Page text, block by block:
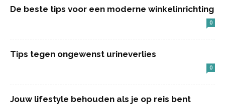
De beste tips voor een moderne winkelinrichting
0
Tips tegen ongewenst urineverlies
0
Jouw lifestyle behouden als je op reis bent